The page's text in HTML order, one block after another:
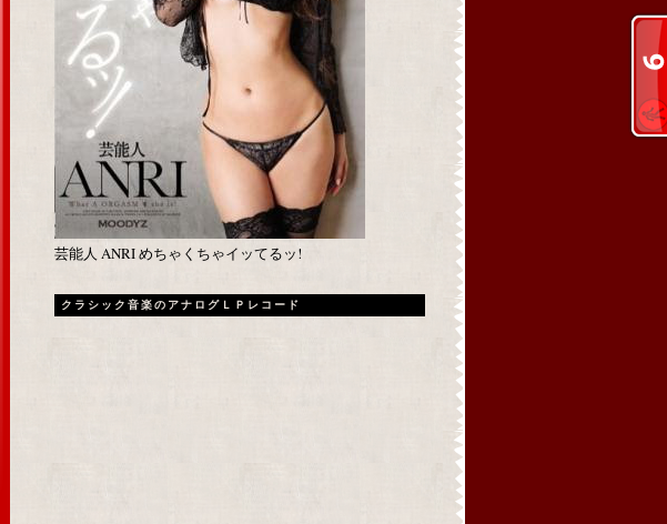
芸能人 ANRI めちゃくちゃイッてるッ!
クラシック音楽のアナログＬＰレコード